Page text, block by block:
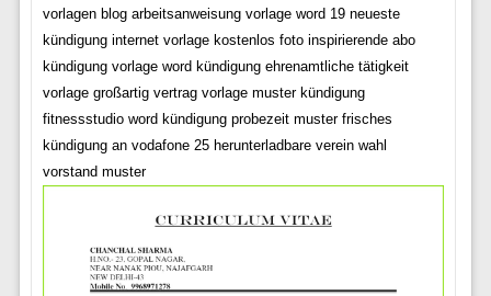
vorlagen blog arbeitsanweisung vorlage word 19 neueste
kündigung internet vorlage kostenlos foto inspirierende abo
kündigung vorlage word kündigung ehrenamtliche tätigkeit
vorlage großartig vertrag vorlage muster kündigung
fitnessstudio word kündigung probezeit muster frisches
kündigung an vodafone 25 herunterladbare verein wahl
vorstand muster